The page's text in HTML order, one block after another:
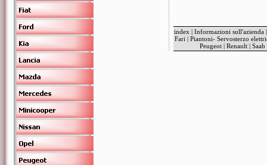
index | Informazioni sull'azienda
Fari | Piantoni- Servosterzo
Peugeot| Renault| Saab